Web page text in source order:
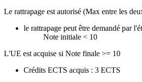
Le rattrapage est autorisé (Max entre les
le rattrapage peut être demandé par
Note initiale < 10
L'UE est acquise si Note finale >= 10
Crédits ECTS acquis : 3 ECTS